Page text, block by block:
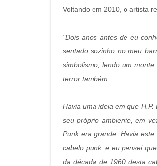
Voltando em 2010, o artista
"Dois anos antes de eu
sentado sozinho no meu
simbolismo, lendo um
terror também ....
Havia uma ideia em que
seu próprio ambiente, em
Punk era grande. Havia
cabelo punk, e eu pensei
da década de 1960 desta